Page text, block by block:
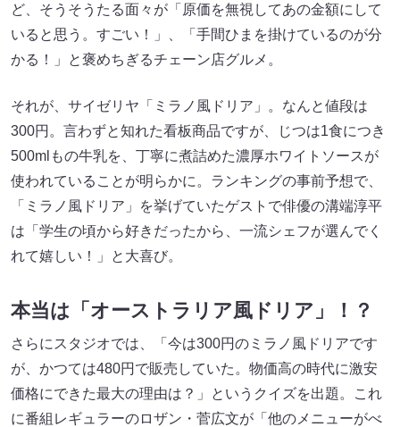
ど、そうそうたる面々が「原価を無視してあの金額にして
いると思う。すごい！」、「手間ひまを掛けているのが分
かる！」と褒めちぎるチェーン店グルメ。
それが、サイゼリヤ「ミラノ風ドリア」。なんと値段は
300円。言わずと知れた看板商品ですが、じつは1食につき
500mlもの牛乳を、丁寧に煮詰めた濃厚ホワイトソースが
使われていることが明らかに。ランキングの事前予想で、
「ミラノ風ドリア」を挙げていたゲストで俳優の溝端淳平
は「学生の頃から好きだったから、一流シェフが選んでく
れて嬉しい！」と大喜び。
本当は「オーストラリア風ドリア」！？
さらにスタジオでは、「今は300円のミラノ風ドリアです
が、かつては480円で販売していた。物価高の時代に激安
価格にできた最大の理由は？」というクイズを出題。これ
に番組レギュラーのロザン・菅広文が「他のメニューがべ